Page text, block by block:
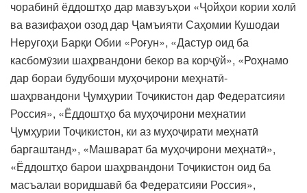
чорабинӣ ёддоштҳо дар мавзуъҳои «Ҷойҳои кории холӣ
ва вазифаҳои озод дар Ҷамъияти Саҳомии Кушодаи
Неругоҳи Барқи Обии «Роғун», «Дастур оид ба
касбомӯзии шаҳрвандони бекор ва корҷӯй», «Роҳнамо
дар бораи будубоши муҳоҷирони меҳнатӣ-
шаҳрвандони Ҷумҳурии Тоҷикистон дар Федератсияи
Россия», «Ёддоштҳо ба муҳоҷирони меҳнатии
Ҷумҳурии Тоҷикистон, ки аз муҳоҷирати меҳнатӣ
баргаштанд», «Машварат ба муҳоҷирони меҳнатӣ»,
«Ёддоштҳо барои шаҳрвандони Тоҷикистон оид ба
масъалаи воридшавӣ ба Федератсияи Россия»,